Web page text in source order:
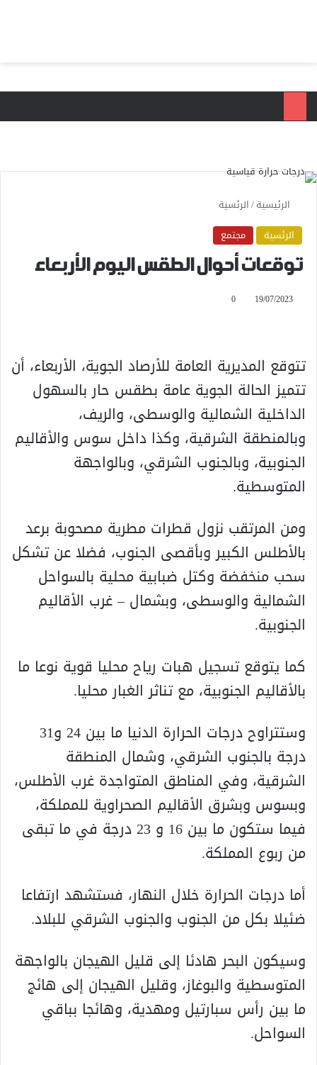
الرئيسية/الرئسية
الرئسية
مجتمع
توقعات أحوال الطقس اليوم الأربعاء
19/07/2023
0
تتوقع المديرية العامة للأرصاد الجوية، الأربعاء، أن
تتميز الحالة الجوية عامة بطقس حار بالسهول
الداخلية الشمالية والوسطى، والريف،
وبالمنطقة الشرقية، وكذا داخل سوس والأقاليم
الجنوبية، وبالجنوب الشرقي، وبالواجهة
المتوسطية.
ومن المرتقب نزول قطرات مطرية مصحوبة برعد
بالأطلس الكبير وبأقصى الجنوب، فضلا عن تشكل
سحب منخفضة وكتل ضبابية محلية بالسواحل
الشمالية والوسطى، وبشمال – غرب الأقاليم
الجنوبية.
كما يتوقع تسجيل هبات رياح محليا قوية نوعا ما
بالأقاليم الجنوبية، مع تناثر الغبار محليا.
وستتراوح درجات الحرارة الدنيا ما بين 24 و31
درجة بالجنوب الشرقي، وشمال المنطقة
الشرقية، وفي المناطق المتواجدة غرب الأطلس،
وبسوس وبشرق الأقاليم الصحراوية للمملكة،
فيما ستكون ما بين 16 و 23 درجة في ما تبقى
من ربوع المملكة.
أما درجات الحرارة خلال النهار، فستشهد ارتفاعا
ضئيلا بكل من الجنوب والجنوب الشرقي للبلاد.
وسيكون البحر هادئا إلى قليل الهيجان بالواجهة
المتوسطية والبوغاز، وقليل الهيجان إلى هائج
ما بين رأس سبارتيل ومهدية، وهائجا بباقي
السواحل.